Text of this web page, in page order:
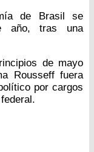
de Brasil se
año, tras una
de mayo
Rousseff fuera
por cargos